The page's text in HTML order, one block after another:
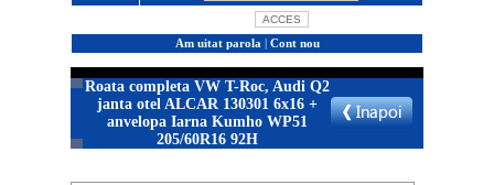
Am uitat parola | Cont nou
Roata completa VW T-Roc, Audi Q2
janta otel ALCAR 130301 6x16 +
anvelopa Iarna Kumho WP51
205/60R16 92H